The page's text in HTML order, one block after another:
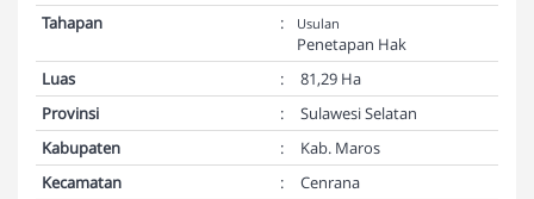
Tahapan
: Usulan
Penetapan Hak
Luas
:
81,29 Ha
Provinsi
:
Sulawesi Selatan
Kabupaten
:
Kab. Maros
Kecamatan
:
Cenrana